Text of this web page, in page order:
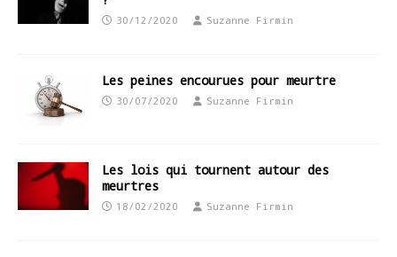
30/12/2020 Suzanne Firmin
Les peines encourues pour meurtre
30/07/2020 Suzanne Firmin
Les lois qui tournent autour des
meurtres
18/02/2020 Suzanne Firmin